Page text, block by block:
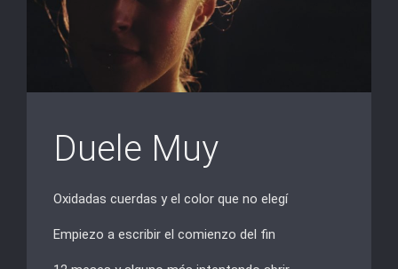
Duele Muy
Oxidadas cuerdas y el color que no elegí
Empiezo a escribir el comienzo del fin